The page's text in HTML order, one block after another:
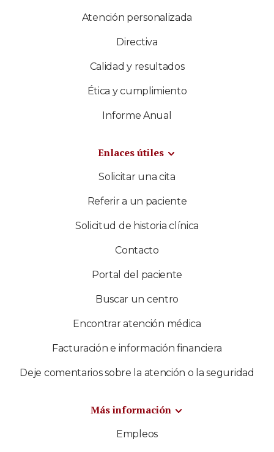
Atención personalizada
Directiva
Calidad y resultados
Ética y cumplimiento
Informe Anual
Enlaces útiles
Solicitar una cita
Referir a un paciente
Solicitud de historia clínica
Contacto
Portal del paciente
Buscar un centro
Encontrar atención médica
Facturación e información financiera
Deje comentarios sobre la atención o la seguridad
Más información
Empleos